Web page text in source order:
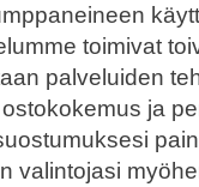
ITÄ-
Laajasalon
toimivat
palveluiden
ja
valintojasi